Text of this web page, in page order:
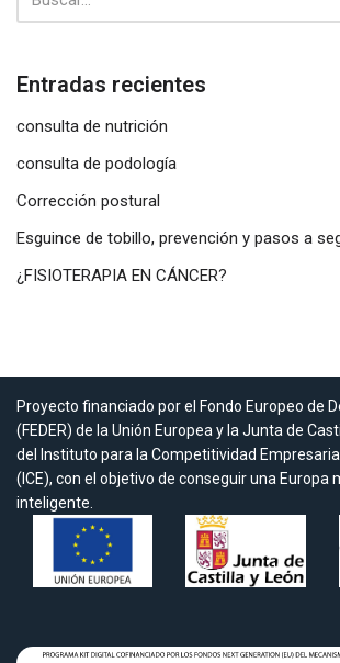
Entradas recientes
consulta de nutrición
consulta de podología
Corrección postural
Esguince de tobillo, prevención y pasos a
¿FISIOTERAPIA EN CÁNCER?
Proyecto financiado por el Fondo Europeo de
(FEDER) de la Unión Europea y la Junta de
del Instituto para la Competitividad
(ICE), con el objetivo de conseguir una Europa
inteligente.